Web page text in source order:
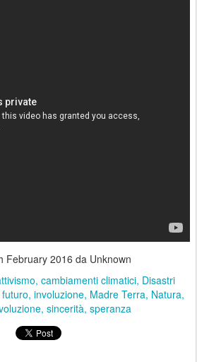
February 2016 da Unknown
cambiamenti climatici Disastri
futuro involuzione Madre Terra Natura
sincerità speranza